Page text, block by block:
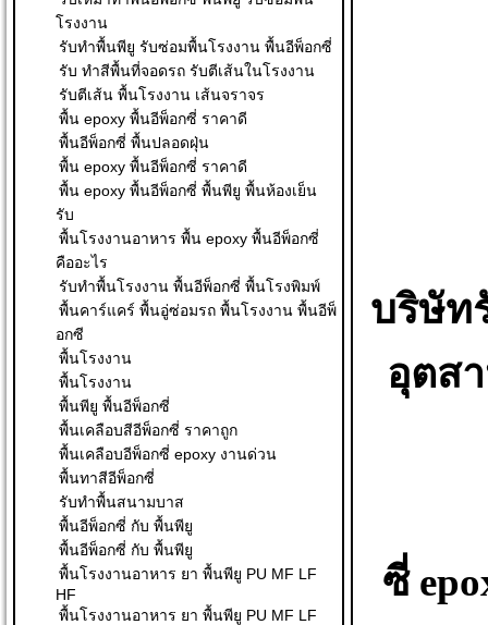
โรงงาน
รับทำพื้นพียู รับซ่อมพื้นโรงงาน พื้นอีพ็อกซี่
รับ ทําสีพื้นที่จอดรถ รับตีเส้นในโรงงาน
รับตีเส้น พื้นโรงงาน เส้นจราจร
พื้น epoxy พื้นอีพ็อกซี่ ราคาดี
พื้นอีพ็อกซี่ พื้นปลอดฝุ่น
พื้น epoxy พื้นอีพ็อกซี่ ราคาดี
พื้น epoxy พื้นอีพ็อกซี่ พื้นพียู พื้นห้องเย็น
รับ
พื้นโรงงานอาหาร พื้น epoxy พื้นอีพ็อกซี่
คืออะไร
รับทำพื้นโรงงาน พื้นอีพ็อกซี่ พื้นโรงพิมพ์
พื้นคาร์แคร์ พื้นอู่ซ่อมรถ พื้นโรงงาน พื้นอีพ็
อกซี
พื้นโรงงาน
พื้นโรงงาน
พื้นพียู พื้นอีพ็อกซี่
พื้นเคลือบสีอีพ็อกซี่ ราคาถูก
พื้นเคลือบอีพ็อกซี่ epoxy งานด่วน
พื้นทาสีอีพ็อกซี่
รับทำพื้นสนามบาส
พื้นอีพ็อกซี่ กับ พื้นพียู
พื้นอีพ็อกซี่ กับ พื้นพียู
พื้นโรงงานอาหาร ยา พื้นพียู PU MF LF
HF
พื้นโรงงานอาหาร ยา พื้นพียู PU MF LF
บริษัท
อุตส
ซี่